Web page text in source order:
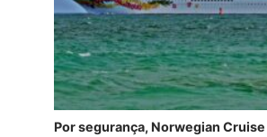
Por segurança, Norwegian